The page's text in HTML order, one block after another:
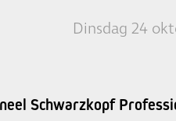
Dinsdag 24
Schwarzkopf